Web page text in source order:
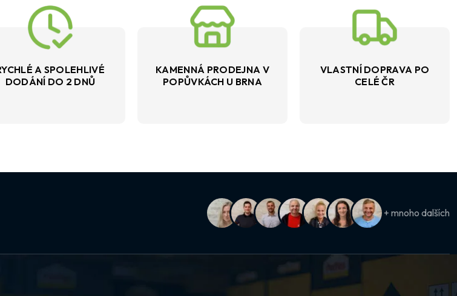
A SPOLEHLIVÉ
DODÁNÍ DO 2 DNŮ
KAMENNÁ PRODEJNA V
POPŮVKÁCH U BRNA
VLASTNÍ DOPRAVA PO
CELÉ ČR
+ mnoho dalších